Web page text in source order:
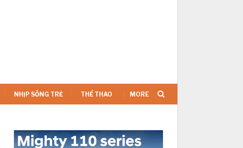
NHỊP SỐNG TRẺ THỂ THAO MORE